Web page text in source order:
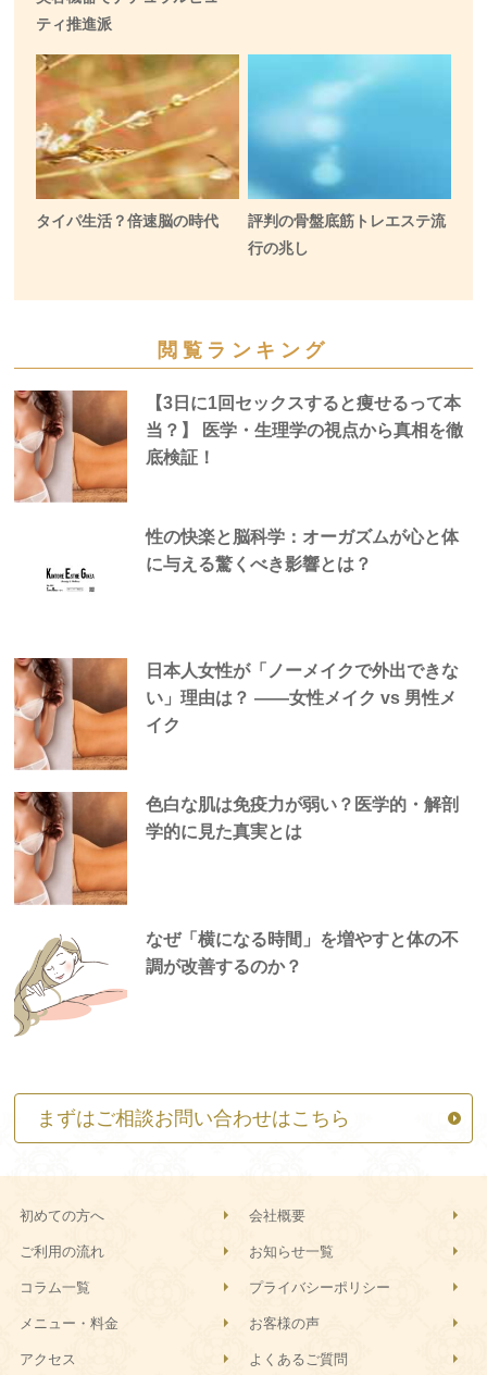
ティ推進派
タイパ生活？倍速脳の時代
評判の骨盤底筋トレエステ流
行の兆し
閲覧ランキング
【3日に1回セックスすると痩せるって本
当？】 医学・生理学の視点から真相を徹
底検証！
性の快楽と脳科学：オーガズムが心と体
に与える驚くべき影響とは？
日本人女性が「ノーメイクで外出できな
い」理由は？ —―女性メイク vs 男性メ
イク
色白な肌は免疫力が弱い？医学的・解剖
学的に見た真実とは
なぜ「横になる時間」を増やすと体の不
調が改善するのか？
まずはご相談お問い合わせはこちら
初めての方へ 会社概要
ご利用の流れ お知らせ一覧
コラム一覧 プライバシーポリシー
メニュー・料金 お客様の声
アクセス よくあるご質問